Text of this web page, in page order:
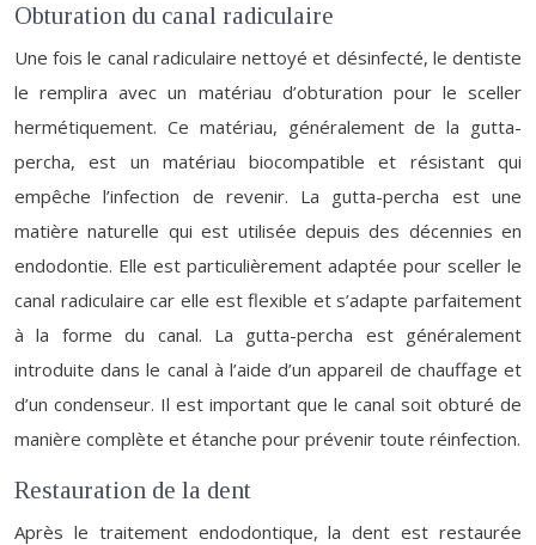
Obturation du canal radiculaire
Une fois le canal radiculaire nettoyé et désinfecté, le dentiste
le remplira avec un matériau d’obturation pour le sceller
hermétiquement. Ce matériau, généralement de la gutta-
percha, est un matériau biocompatible et résistant qui
empêche l’infection de revenir. La gutta-percha est une
matière naturelle qui est utilisée depuis des décennies en
endodontie. Elle est particulièrement adaptée pour sceller le
canal radiculaire car elle est flexible et s’adapte parfaitement
à la forme du canal. La gutta-percha est généralement
introduite dans le canal à l’aide d’un appareil de chauffage et
d’un condenseur. Il est important que le canal soit obturé de
manière complète et étanche pour prévenir toute réinfection.
Restauration de la dent
Après le traitement endodontique, la dent est restaurée